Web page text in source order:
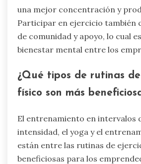
una mejor concentración y
Participar en ejercicio también
de comunidad y apoyo, lo cual
bienestar mental entre los
¿Qué tipos de rutinas
físico son más
El entrenamiento en intervalos
intensidad, el yoga y el
están entre las rutinas de
beneficiosas para los